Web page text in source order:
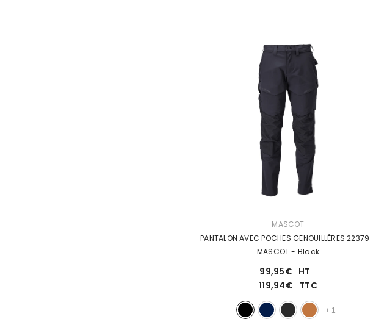
MASCOT
PANTALON AVEC POCHES GENOUILLÈRES 22379 -
MASCOT- Black
99,95€ HT
119,94€ TTC
+ 1